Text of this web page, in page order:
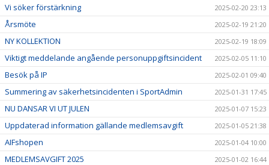
Vi söker förstärkning 2025-02-20 23:13
Årsmöte 2025-02-19 21:20
NY KOLLEKTION 2025-02-19 18:09
Viktigt meddelande angående personuppgiftsincident 2025-02-05 11:10
Besök på IP 2025-02-01 09:40
Summering av säkerhetsincidenten i SportAdmin 2025-01-31 17:45
NU DANSAR VI UT JULEN 2025-01-07 15:23
Uppdaterad information gällande medlemsavgift 2025-01-05 21:38
AIFshopen 2025-01-04 10:00
MEDLEMSAVGIFT 2025 2025-01-02 16:44